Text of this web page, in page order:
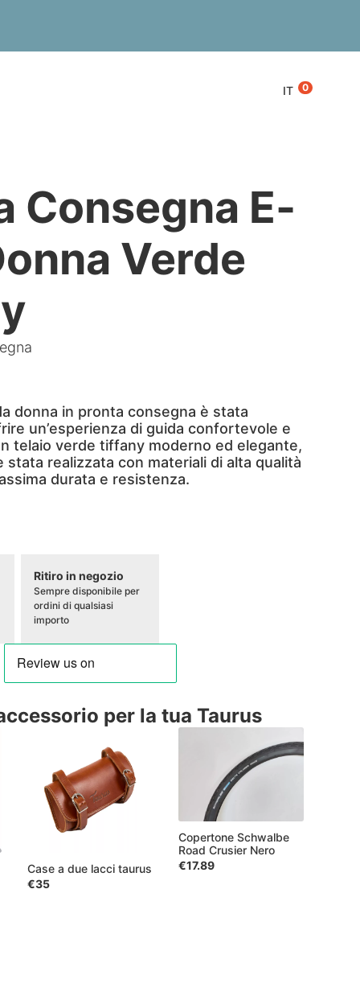
IT 0
Consegna E-
Verde
donna in pronta consegna è stata
un’esperienza di guida confortevole e
telaio verde tiffany moderno ed elegante,
realizzata con materiali di alta qualità
durata e resistenza.
Ritiro in negozio
Sempre disponibile per
ordini di qualsiasi
importo
per la tua Taurus
Case a due lacci taurus
€35
Copertone Schwalbe
Road Crusier Nero
€17.89